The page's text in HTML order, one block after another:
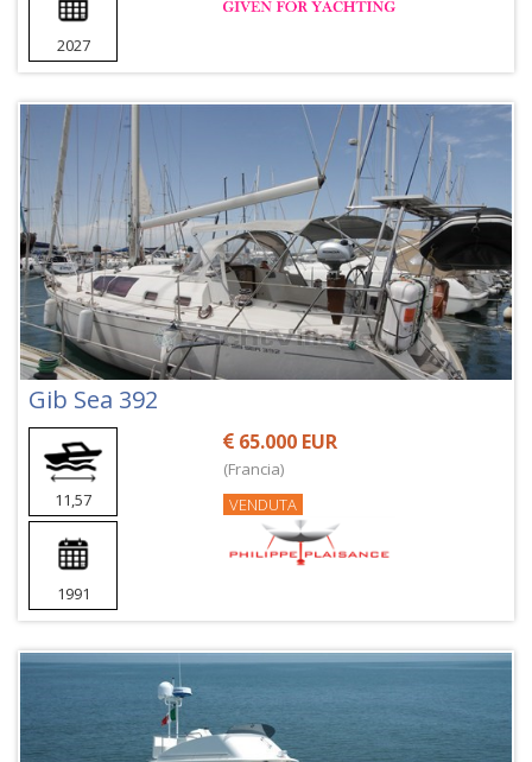
2027
Gib Sea 392
11,57
1991
65.000 EUR
(Francia)
VENDUTA